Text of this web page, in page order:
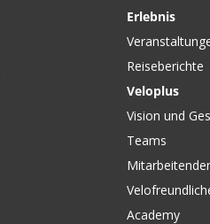
Erlebnis
Reiseberichte
Veloplus
Vision und
Teams
Academy